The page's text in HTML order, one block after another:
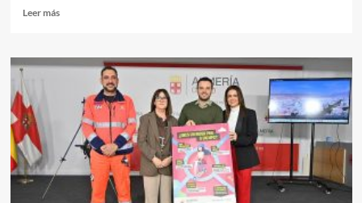
Leer másLeer
El
Ayuntamiento
Almería
reconoce,
los
Galardones
8M,